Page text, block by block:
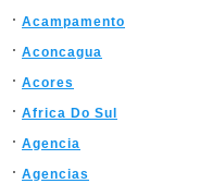
Acampamento
Aconcagua
Acores
Africa Do Sul
Agencia
Agencias